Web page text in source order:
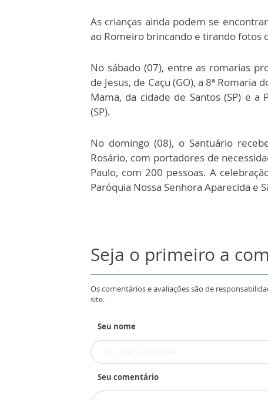
As crianças ainda podem se
ao Romeiro brincando e tirando fotos
No sábado (07), entre as romarias
de Jesus, de Caçu (GO), a 8ª
Mama, da cidade de Santos (SP) e a
(SP).
No domingo (08), o Santuário
Rosário, com portadores de
Paulo, com 200 pessoas. A
Paróquia Nossa Senhora Aparecida e
Seja o primeiro a
Os comentários e avaliações são de
site.
Seu nome
Seu comentário